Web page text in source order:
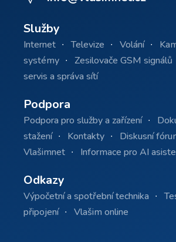
Služby
Internet Televize Volání
systémy
Zesilovače GSM signálů
servis a správa sítí
Podpora
Podpora pro služby a zařízení
stažení
Kontakty Diskusní
Vlašimnet
Informace pro AI
Odkazy
Výpočetní a spotřební technika
připojení
Vlašim online